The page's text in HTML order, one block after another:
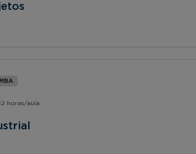
MBA
horas/aula